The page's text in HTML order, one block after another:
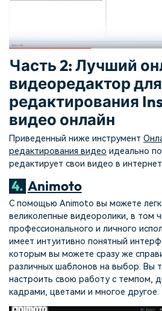
Часть 2: Лучший
видеоредактор для
редактирования
видео онлайн
Приведенный ниже инструмент
редактирования видео идеально
редактирует свои видео в
4. Animoto
С помощью Animoto вы можете
великолепные видеоролики, в том
профессионального и личного
имеет интуитивно понятный
которым вы можете сразу же
различных шаблонов на выбор. Вы
настроить свою работу с темпом,
кадрами, цветами и многое другое.